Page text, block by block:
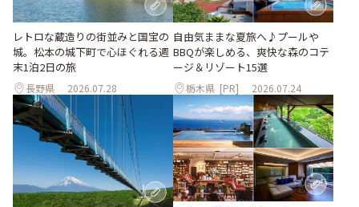
レトロな蔵造りの街並みと国宝の
城。松本の城下町で心ほぐれる週
末1泊2日の旅
長野県 2026.07.28
自由気ままな夏旅へ♪プールや
BBQが楽しめる、爽快な森のコテ
ージ＆リゾート15選
栃木県 [PR] 2026.07.24